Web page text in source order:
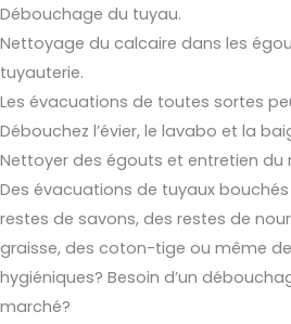
Débouchage du tuyau.
Nettoyage du calcaire dans les
tuyauterie.
Les évacuations de toutes sortes
Débouchez l’évier, le lavabo et la
Nettoyer des égouts et entretien du
Des évacuations de tuyaux
restes de savons, des restes de
graisse, des coton-tige ou même
hygiéniques? Besoin d’un
marché?